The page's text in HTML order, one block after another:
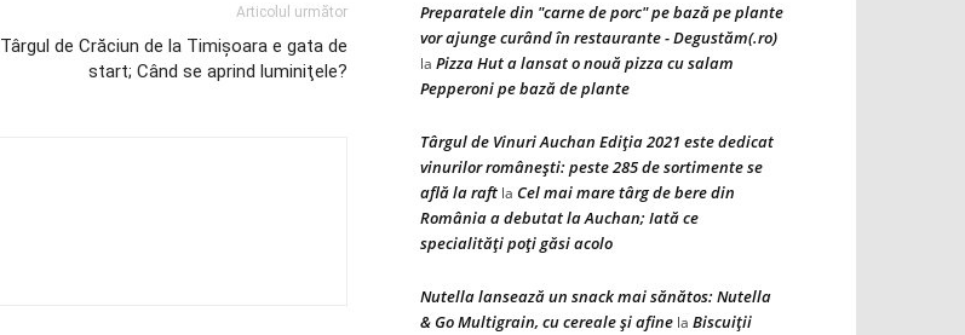
Articolul următor
Târgul de Crăciun de la Timişoara e gata de
start; Când se aprind luminiţele?
Preparatele din "carne de porc" pe bază pe plante
vor ajunge curând în restaurante - Degustăm(.ro)
la Pizza Hut a lansat o nouă pizza cu salam
Pepperoni pe bază de plante
Târgul de Vinuri Auchan Ediţia 2021 este dedicat
vinurilor româneşti: peste 285 de sortimente se
află la raft la Cel mai mare târg de bere din
România a debutat la Auchan; Iată ce
specialităţi poţi găsi acolo
Nutella lansează un snack mai sănătos: Nutella
& Go Multigrain, cu cereale şi afine la Biscuiţii